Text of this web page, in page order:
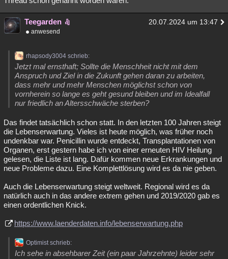
Teegarden 20.07.2024 um 13:47
anwesend
rhapsody3004 schrieb:
Jetzt mal ernsthaft; Sollte die Menschheit nicht mit dem
Anspruch und Ziel in die Zukunft gehen daran zu arbeiten,
dass mehr und mehr Menschen möglichst schon von
vornherein so lange es geht gesund bleiben und im Idealfall
nur friedlich an Altersschwäche sterben?
Das findet tatsächlich schon statt. In den letzten 100 Jahren steigt
die Lebenserwartung. Vieles ist heute möglich, was früher noch
undenkbar war. Penicillin wurde entdeckt, Transplantationen von
Organen, erst gestern habe ich von einer erneuten HIV Heilung
gelesen, die Liste ist lang. Dafür kommen neue Erkrankungen und
neue Probleme dazu. Eine Komplettlösung wird es da nie geben.
Auch die Lebenserwartung steigt weltweit. Regional wird es da
natürlich auch in das andere extrem gehen und 2019/2020 gab es
einen ordentlichen Knick.
https://www.laenderdaten.info/lebenserwartung.php
Optimist schrieb:
Ich sehe in absehbarer Zeit (ein paar Jahrzehnte) leider sehr